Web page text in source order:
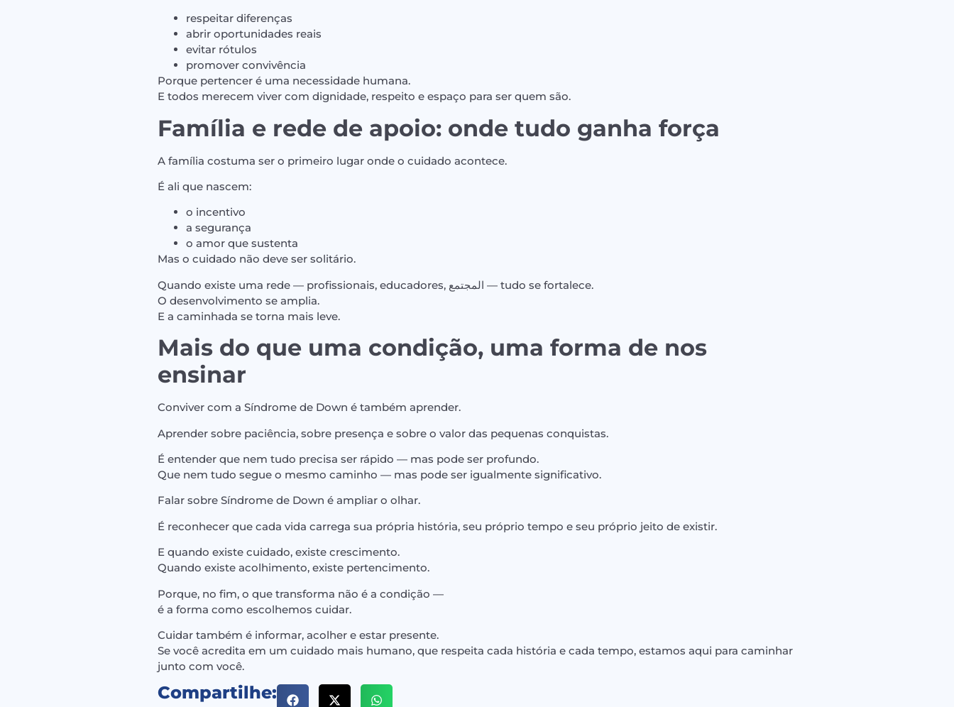
respeitar diferenças
abrir oportunidades reais
evitar rótulos
promover convivência
Porque pertencer é uma necessidade humana.
E todos merecem viver com dignidade, respeito e espaço para ser quem são.
Família e rede de apoio: onde tudo ganha força
A família costuma ser o primeiro lugar onde o cuidado acontece.
É ali que nascem:
o incentivo
a segurança
o amor que sustenta
Mas o cuidado não deve ser solitário.
Quando existe uma rede — profissionais, educadores, المجتمع — tudo se fortalece.
O desenvolvimento se amplia.
E a caminhada se torna mais leve.
Mais do que uma condição, uma forma de nos
ensinar
Conviver com a Síndrome de Down é também aprender.
Aprender sobre paciência, sobre presença e sobre o valor das pequenas conquistas.
É entender que nem tudo precisa ser rápido — mas pode ser profundo.
Que nem tudo segue o mesmo caminho — mas pode ser igualmente significativo.
Falar sobre Síndrome de Down é ampliar o olhar.
É reconhecer que cada vida carrega sua própria história, seu próprio tempo e seu próprio jeito de existir.
E quando existe cuidado, existe crescimento.
Quando existe acolhimento, existe pertencimento.
Porque, no fim, o que transforma não é a condição —
é a forma como escolhemos cuidar.
Cuidar também é informar, acolher e estar presente.
Se você acredita em um cuidado mais humano, que respeita cada história e cada tempo, estamos aqui para caminhar
junto com você.
Compartilhe: